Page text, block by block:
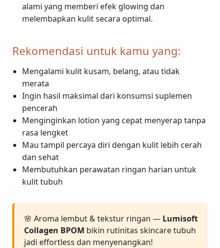
alami yang memberi efek glowing dan
melembapkan kulit secara optimal.
Rekomendasi untuk kamu yang:
Mengalami kulit kusam, belang, atau tidak
merata
Ingin hasil maksimal dari konsumsi suplemen
pencerah
Menginginkan lotion yang cepat menyerap tanpa
rasa lengket
Mau tampil percaya diri dengan kulit lebih cerah
dan sehat
Membutuhkan perawatan ringan harian untuk
kulit tubuh
🌸 Aroma lembut & tekstur ringan — Lumisoft
Collagen BPOM bikin rutinitas skincare tubuh
jadi effortless dan menyenangkan!